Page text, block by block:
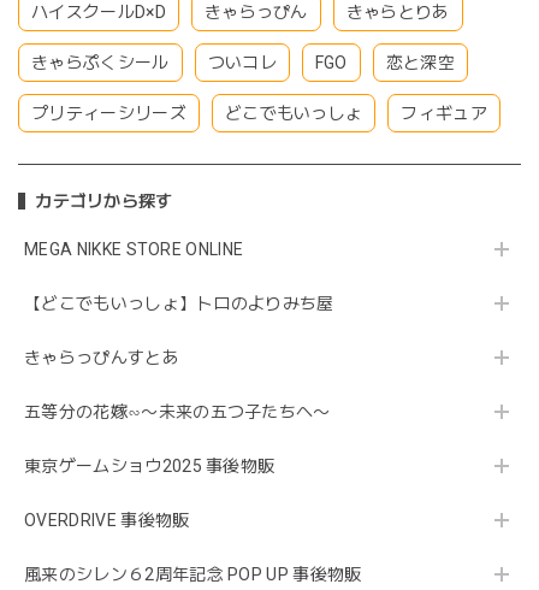
ハイスクールD×D きゃらっぴん きゃらとりあ
きゃらぷくシール ついコレ FGO 恋と深空
プリティーシリーズ どこでもいっしょ フィギュア
カテゴリから探す
MEGA NIKKE STORE ONLINE
【どこでもいっしょ】トロのよりみち屋
きゃらっぴんすとあ
五等分の花嫁∽〜未来の五つ子たちへ〜
東京ゲームショウ2025 事後物販
OVERDRIVE 事後物販
風来のシレン６2周年記念 POP UP 事後物販